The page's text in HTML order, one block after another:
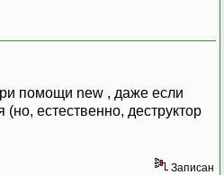
помощи new , даже если
естественно, деструктор
Записан